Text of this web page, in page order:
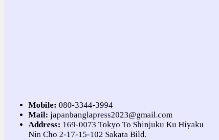
Mobile: 080-3344-3994
Mail: japanbanglapress2023@gmail.com
Address: 169-0073 Tokyo To Shinjuku Ku Hiyaku
Nin Cho 2-17-15-102 Sakata Bild.